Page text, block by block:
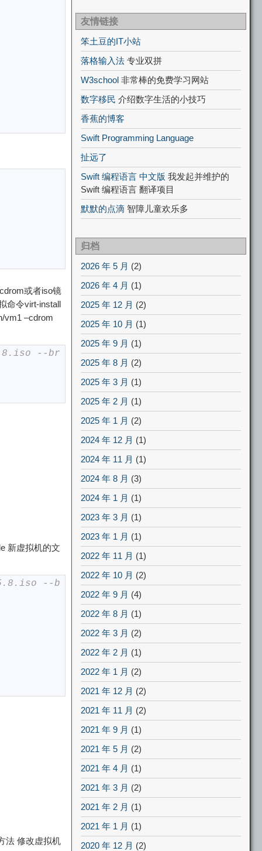
或者iso镜
命令virt-install
vm1 –cdrom
--br
新虚拟机的文
--b
法 修改虚拟机
友情链接
笨土豆的IT小站
落格输入法 专业双拼
W3school 非常棒的免费学习网站
数字移民 介绍数字生活的小技巧
香蕉的博客
Swift Programming Language
扯远了
Swift 编程语言 中文版 我发起并维护的
Swift 编程语言 翻译项目
默默的点滴 智障儿童欢乐多
归档
2026 年 5 月 (2)
2026 年 4 月 (1)
2025 年 12 月 (2)
2025 年 10 月 (1)
2025 年 9 月 (1)
2025 年 8 月 (2)
2025 年 3 月 (1)
2025 年 2 月 (1)
2025 年 1 月 (2)
2024 年 12 月 (1)
2024 年 11 月 (1)
2024 年 8 月 (3)
2024 年 1 月 (1)
2023 年 3 月 (1)
2023 年 1 月 (1)
2022 年 11 月 (1)
2022 年 10 月 (2)
2022 年 9 月 (4)
2022 年 8 月 (1)
2022 年 3 月 (2)
2022 年 2 月 (1)
2022 年 1 月 (2)
2021 年 12 月 (2)
2021 年 11 月 (2)
2021 年 9 月 (1)
2021 年 5 月 (2)
2021 年 4 月 (1)
2021 年 3 月 (2)
2021 年 2 月 (1)
2021 年 1 月 (1)
2020 年 12 月 (2)